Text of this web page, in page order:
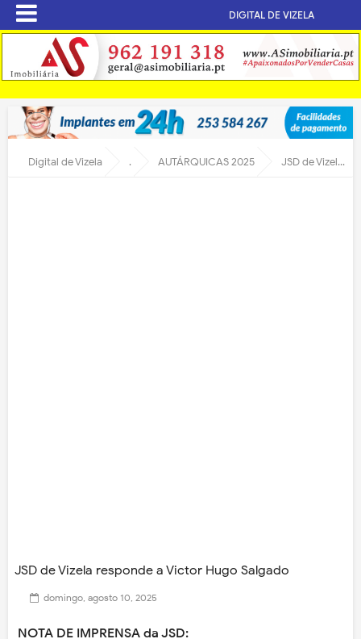
DIGITAL DE VIZELA
Digital de Vizela . AUTÁRQUICAS 2025 JSD de Vizela responde a Victor Hugo Salgado
JSD de Vizela responde a Victor Hugo Salgado
domingo, agosto 10, 2025
NOTA DE IMPRENSA da JSD: